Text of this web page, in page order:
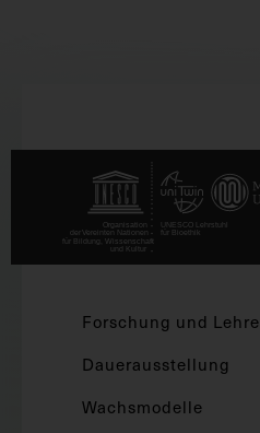
Forschung und Lehre
Dauerausstellung
Wachsmodelle